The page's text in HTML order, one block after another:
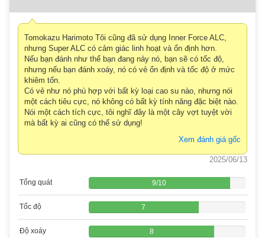
Tomokazu Harimoto Tôi cũng đã sử dụng Inner Force ALC,
nhưng Super ALC có cảm giác linh hoạt và ổn định hơn.
Nếu bạn đánh như thể bạn đang nảy nó, bạn sẽ có tốc độ,
nhưng nếu bạn đánh xoáy, nó có vẻ ổn định và tốc độ ở mức
khiêm tốn.
Có vẻ như nó phù hợp với bất kỳ loại cao su nào, nhưng nói
một cách tiêu cực, nó không có bất kỳ tính năng đặc biệt nào.
Nói một cách tích cực, tôi nghĩ đây là một cây vợt tuyệt vời
mà bất kỳ ai cũng có thể sử dụng!
Xem đánh giá gốc
2025/06/13
Tổng quát 9/10
Tốc độ 7
Độ xoáy 8